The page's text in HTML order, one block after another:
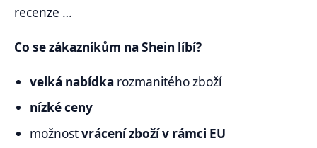
recenze …
Co se zákazníkům na Shein líbí?
velká nabídka rozmanitého zboží
nízké ceny
možnostvrácení zboží v rámci EU